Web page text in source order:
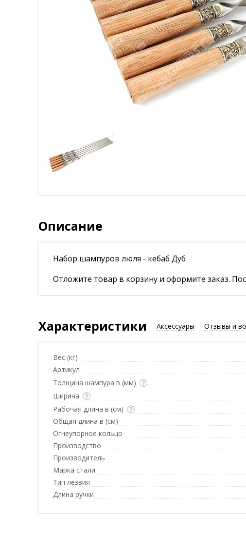
Описание
Набор шампуров люля - кебаб Дуб
Отложите товар в корзину и оформите заказ.
Характеристики Аксессуары Отзывы и
Вес (кг)
Артикул
Толщина шампура в (мм)
Ширина
Рабочая длина в (см)
Общая длина в (см)
Огнеупорное кольцо
Производство
Производитель
Марка стали
Тип лезвия
Длина ручки